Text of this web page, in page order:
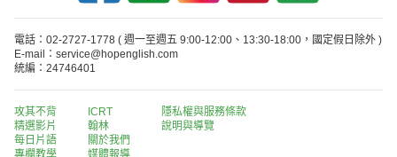
電話：02-2727-1778 ( 週一至週五 9:00-12:00、13:30-18:00，國定假日除外 )
E-mail：service@hopenglish.com
統編：24746401
攻其不背
精選影片
每日片語
專欄教學
ICRT
翰林
關於我們
媒體報導
隱私權與服務條款
說明與導覽